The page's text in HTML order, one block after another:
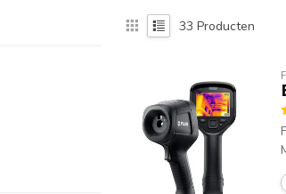
33 Producten